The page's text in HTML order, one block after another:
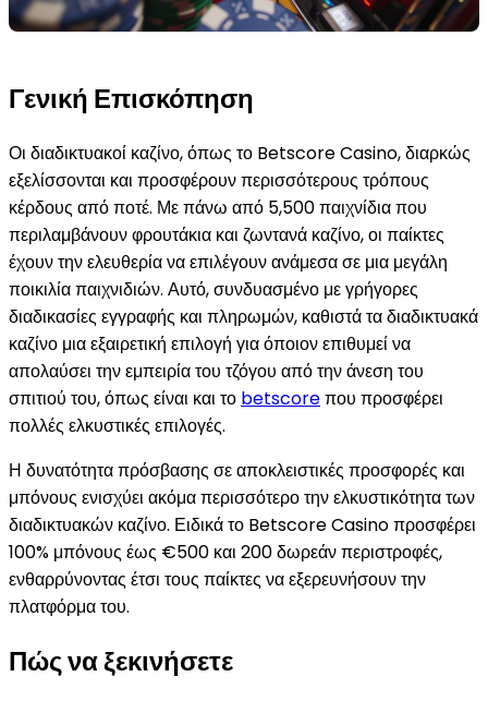
Γενική Επισκόπηση
Οι διαδικτυακοί καζίνο, όπως το Betscore Casino, διαρκώς
εξελίσσονται και προσφέρουν περισσότερους τρόπους
κέρδους από ποτέ. Με πάνω από 5,500 παιχνίδια που
περιλαμβάνουν φρουτάκια και ζωντανά καζίνο, οι παίκτες
έχουν την ελευθερία να επιλέγουν ανάμεσα σε μια μεγάλη
ποικιλία παιχνιδιών. Αυτό, συνδυασμένο με γρήγορες
διαδικασίες εγγραφής και πληρωμών, καθιστά τα διαδικτυακά
καζίνο μια εξαιρετική επιλογή για όποιον επιθυμεί να
απολαύσει την εμπειρία του τζόγου από την άνεση του
σπιτιού του, όπως είναι και το betscoreπου προσφέρει
πολλές ελκυστικές επιλογές.
Η δυνατότητα πρόσβασης σε αποκλειστικές προσφορές και
μπόνους ενισχύει ακόμα περισσότερο την ελκυστικότητα των
διαδικτυακών καζίνο. Ειδικά το Betscore Casino προσφέρει
100% μπόνους έως €500 και 200 δωρεάν περιστροφές,
ενθαρρύνοντας έτσι τους παίκτες να εξερευνήσουν την
πλατφόρμα του.
Πώς να ξεκινήσετε